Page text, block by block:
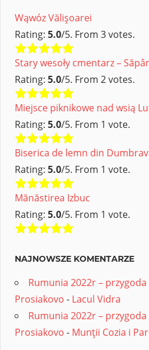
Wąwóz Vălişoarei
Rating: 5.0/5. From 3 votes.
Stary wesoły cmentarz –
Rating: 5.0/5. From 2 votes.
Miejsce piknikowe nad wsią
Rating: 5.0/5. From 1 vote.
Biserica de lemn din
Rating: 5.0/5. From 1 vote.
Mănăstirea Izbuc
Rating: 5.0/5. From 1 vote.
NAJNOWSZE KOMENTARZE
Rumunia 2022r – przygoda
Prosiakovo - Lacul Vidra
Rumunia 2022r – przygoda
Prosiakovo - Munţii Cozia i